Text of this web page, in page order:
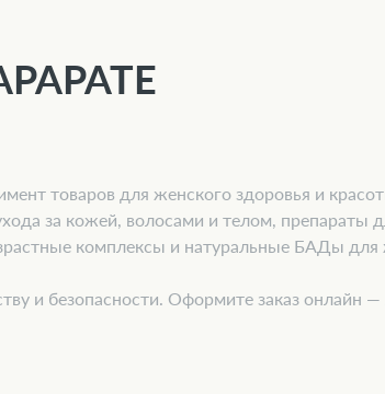
товаров для женского здоровья и
за кожей, волосами и телом, препараты
комплексы и натуральные БАДы для
и безопасности. Оформите заказ онлайн —